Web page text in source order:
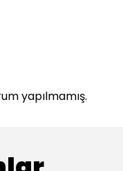
yapılmamış.